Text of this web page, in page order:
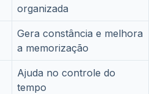
organizada
Gera constância e melhora
a memorização
Ajuda no controle do
tempo